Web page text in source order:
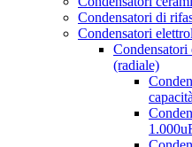
Condensatori di
Condensatori
(radiale)